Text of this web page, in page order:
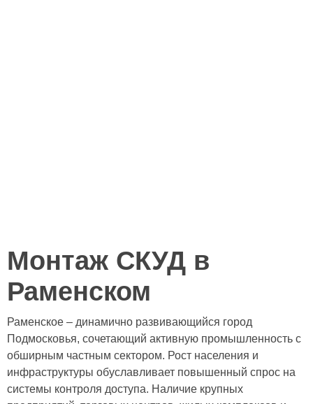
Монтаж СКУД в
Раменском
Раменское – динамично развивающийся город
Подмосковья, сочетающий активную промышленность с
обширным частным сектором. Рост населения и
инфраструктуры обуславливает повышенный спрос на
системы контроля доступа. Наличие крупных